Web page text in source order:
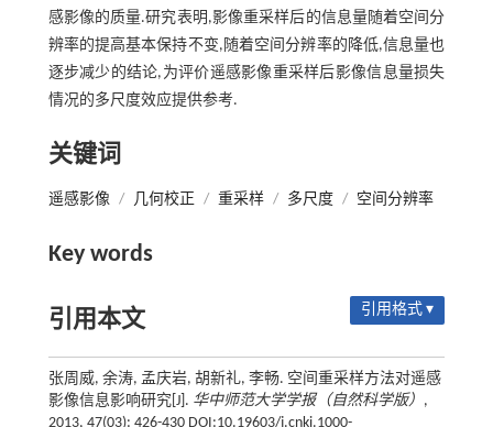
感影像的质量.研究表明,影像重采样后的信息量随着空间分
辨率的提高基本保持不变,随着空间分辨率的降低,信息量也
逐步减少的结论,为评价遥感影像重采样后影像信息量损失
情况的多尺度效应提供参考.
关键词
遥感影像 / 几何校正 / 重采样 / 多尺度 / 空间分辨率
Key words
引用本文 引用格式 ▾
张周威, 余涛, 孟庆岩, 胡新礼, 李畅. 空间重采样方法对遥感
影像信息影响研究[J]. 华中师范大学学报（自然科学版） ,
2013, 47(03): 426-430 DOI:10.19603/j.cnki.1000-